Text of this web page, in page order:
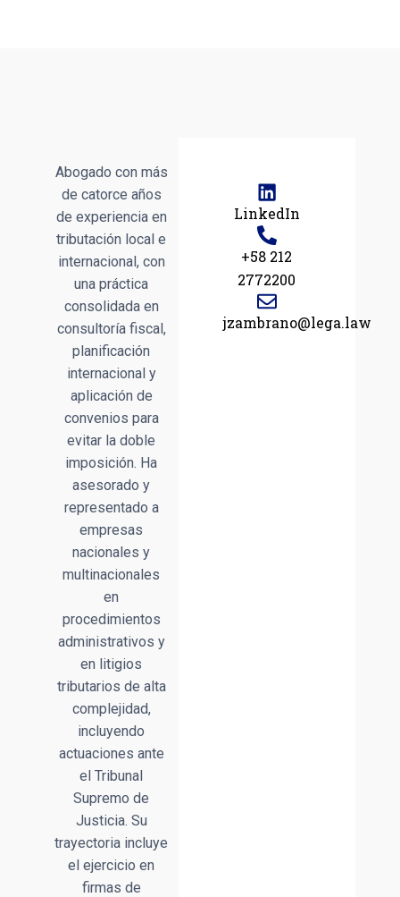
Abogado con más
de catorce años
de experiencia en
tributación local e
internacional, con
una práctica
consolidada en
consultoría fiscal,
planificación
internacional y
aplicación de
convenios para
evitar la doble
imposición. Ha
asesorado y
representado a
empresas
nacionales y
multinacionales
en
procedimientos
administrativos y
en litigios
tributarios de alta
complejidad,
incluyendo
actuaciones ante
el Tribunal
Supremo de
Justicia. Su
trayectoria incluye
el ejercicio en
firmas de
LinkedIn
+58 212
2772200
jzambrano@lega.law